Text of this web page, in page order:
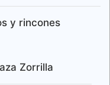
y rincones
Zorrilla